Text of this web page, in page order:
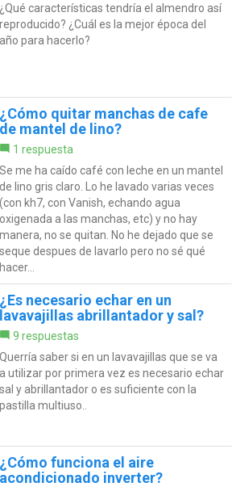
¿Qué características tendría el almendro así
reproducido? ¿Cuál es la mejor época del
año para hacerlo?
¿Cómo quitar manchas de cafe
de mantel de lino?
1 respuesta
Se me ha caído café con leche en un mantel
de lino gris claro. Lo he lavado varias veces
(con kh7, con Vanish, echando agua
oxigenada a las manchas, etc) y no hay
manera, no se quitan. No he dejado que se
seque despues de lavarlo pero no sé qué
hacer...
¿Es necesario echar en un
lavavajillas abrillantador y sal?
9 respuestas
Querría saber si en un lavavajillas que se va
a utilizar por primera vez es necesario echar
sal y abrillantador o es suficiente con la
pastilla multiuso..
¿Cómo funciona el aire
acondicionado inverter?